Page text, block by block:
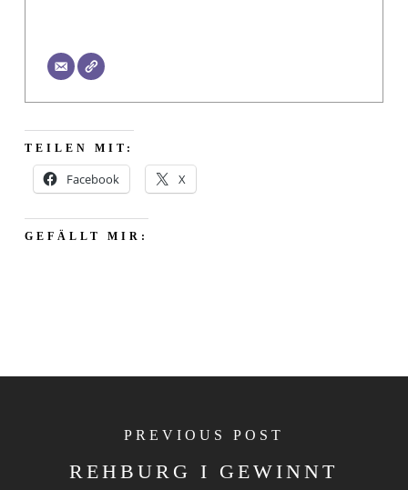
TEILEN MIT:
Facebook X
GEFÄLLT MIR:
PREVIOUS POST
REHBURG I GEWINNT